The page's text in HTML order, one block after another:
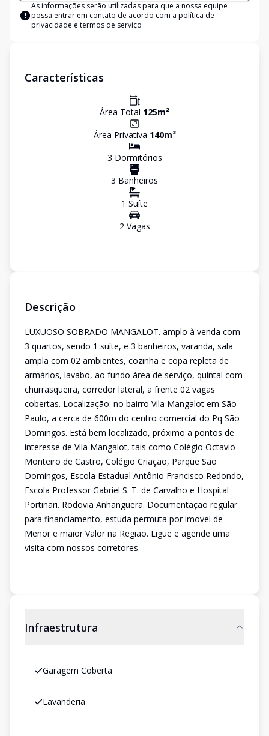
As informações serão utilizadas para que a nossa equipe
possa entrar em contato de acordo com a política de
privacidade e termos de serviço
Características
Área Total 125m²
Área Privativa 140m²
3 Dormitórios
3 Banheiros
1 Suíte
2Vagas
Descrição
LUXUOSO SOBRADO MANGALOT. amplo à venda com
3 quartos, sendo 1 suíte, e 3 banheiros, varanda, sala
ampla com 02 ambientes, cozinha e copa repleta de
armários, lavabo, ao fundo área de serviço, quintal com
churrasqueira, corredor lateral, a frente 02 vagas
cobertas. Localização: no bairro Vila Mangalot em São
Paulo, a cerca de 600m do centro comercial do Pq São
Domingos. Está bem localizado, próximo a pontos de
interesse de Vila Mangalot, tais como Colégio Octavio
Monteiro de Castro, Colégio Criação, Parque São
Domingos, Escola Estadual Antônio Francisco Redondo,
Escola Professor Gabriel S. T. de Carvalho e Hospital
Portinari. Rodovia Anhanguera. Documentação regular
para financiamento, estuda permuta por imovel de
Menor e maior Valor na Região. Ligue e agende uma
visita com nossos corretores.
Infraestrutura
Garagem Coberta
Lavanderia